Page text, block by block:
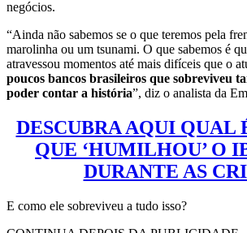
negócios.
“Ainda não sabemos se o que teremos pela
marolinha ou um tsunami. O que sabemos é
atravessou momentos até mais difíceis que o
poucos bancos brasileiros que sobreviveu
poder contar a história”, diz o analista da
DESCUBRA AQUI QUAL
QUE ‘HUMILHOU’ O
DURANTE AS
E como ele sobreviveu a tudo isso?